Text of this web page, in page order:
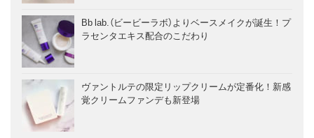
Bb lab.（ビービーラボ）よりベースメイクが誕生！プ
ラセンタエキス配合のこだわり
ヴァントルテの限定リップクリームが定番化！新感
覚クリームファンデも新登場